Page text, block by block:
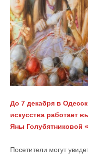
До 7 декабря в
искусства работает
Яны Голубятниковой
Посетители могут